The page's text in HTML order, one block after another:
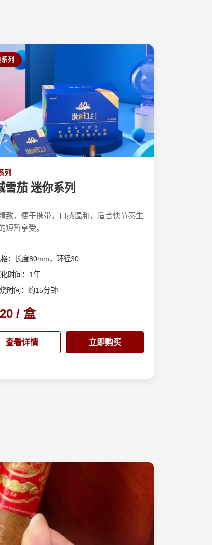
列
列
雪茄 迷你系列
致，便于携带，口感温和，适合快节奏生
短暂享受。
：长度80mm，环径30
化时间：1年
时间：约15分钟
/ 盒
查看详情 立即购买